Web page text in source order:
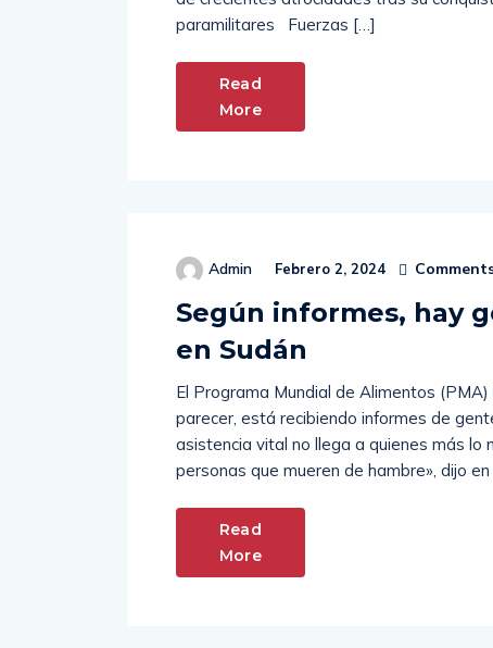
Sudán. La ciudad de Al Fasher , en el
de crecientes atrocidades tras su
paramilitares Fuerzas […]
Admin Febrero 2, 2024
Según informes, hay
en Sudán
El Programa Mundial de Alimentos
parecer, está recibiendo informes de
asistencia vital no llega a quienes más
personas que mueren de hambre», dijo